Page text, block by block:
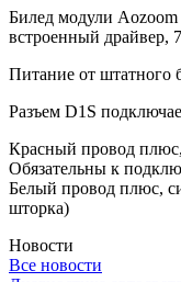
Билед модули
встроенный драйвер,
Питание от штатного
Разъем D1S
Красный провод
Обязательны к
Белый провод плюс,
шторка)
Новости
Все новости